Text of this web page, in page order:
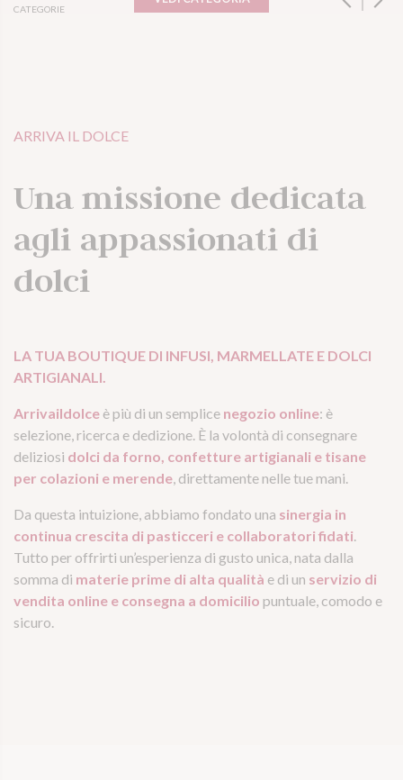
CATEGORIE
ARRIVA IL DOLCE
Una missione dedicata
agli appassionati di
dolci
LA TUA BOUTIQUE DI INFUSI, MARMELLATE E DOLCI
ARTIGIANALI.
Arrivaildolce è più di un semplice negozio online: è
selezione, ricerca e dedizione. È la volontà di consegnare
deliziosi dolci da forno, confetture artigianali e tisane
per colazioni e merende, direttamente nelle tue mani.
Da questa intuizione, abbiamo fondato una sinergia in
continua crescita di pasticceri e collaboratori fidati.
Tutto per offrirti un’esperienza di gusto unica, nata dalla
somma di materie prime di alta qualità e di un servizio di
vendita online e consegna a domicilio puntuale, comodo e
sicuro.